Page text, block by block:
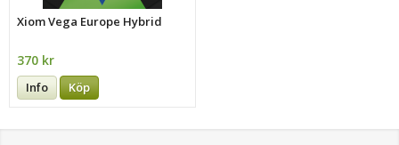
Xiom Vega Europe Hybrid
370 kr
Info Köp